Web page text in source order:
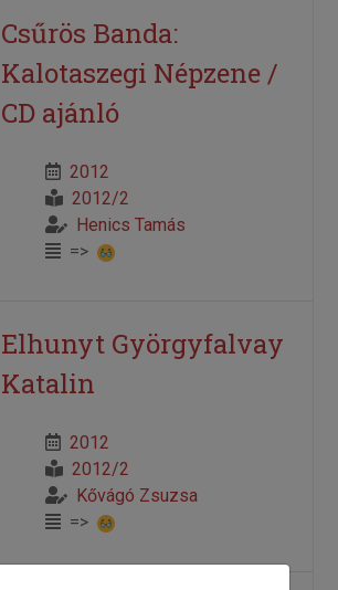
Csűrös Banda:
Kalotaszegi Népzene /
CD ajánló
2012
2012/2
Henics Tamás
=>
Elhunyt Györgyfalvay
Katalin
2012
2012/2
Kővágó Zsuzsa
=>